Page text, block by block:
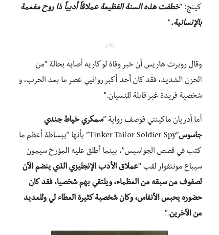
كينج: “خطفت هذه السنة الفظيعة عملاقاً أدبياً ذا روح مفعمة
بالإنسانية.”
إعلان
وقال روبرت هاريس أن خبر وفاة لو كاريه أصابه بحالة “من
الحزن الشديد، فقد كان أحد أكبر روائيي عصر ما بعد الحرب، و
شخصية فريدة غير قابلة للنسيان.”
أما أدريان ماكينتي فوصف رواية “سمكري خياط جندي
جاسوس
”Tinker Tailor Soldier Spy” بأنها “ببساطة أعظم ما
كتب في قصص الجواسيس”، بينما أطلق عليه المؤرخ سيمون
سيباع مونتفوار لقب “عملاق الأدب الإنجليزي الذي ينضم الآن
لصفوف من سبقه من العظماء، ويلتقي بهم شخصيا، فقد كان
حضوره يحبس الأنفاس، وكان شخصية كثيرة العطاء لي وللعديد
من الآخرين.”